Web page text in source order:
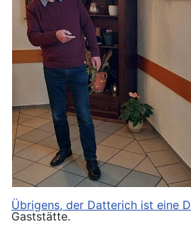
Übrigens, der Datterich ist eine
Gaststätte.